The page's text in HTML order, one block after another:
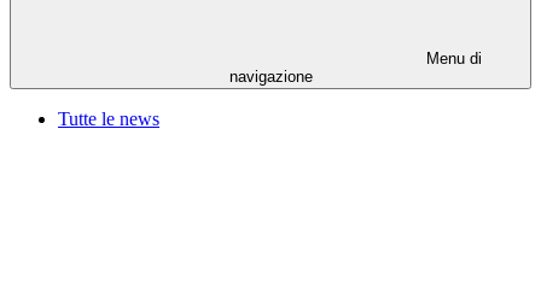
Menu di
navigazione
Tutte le news